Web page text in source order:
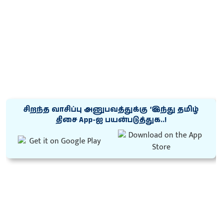
சிறந்த வாசிப்பு அனுபவத்துக்கு ‘இந்து தமிழ்
திசை App-ஐ பயன்படுத்துக..!